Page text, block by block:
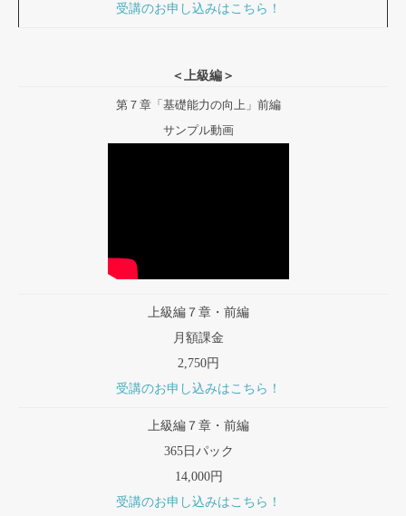
受講のお申し込みはこちら！
＜上級編＞
第７章「基礎能力の向上」前編
サンプル動画
上級編７章・前編
月額課金
2,750円
受講のお申し込みはこちら！
上級編７章・前編
365日パック
14,000円
受講のお申し込みはこちら！